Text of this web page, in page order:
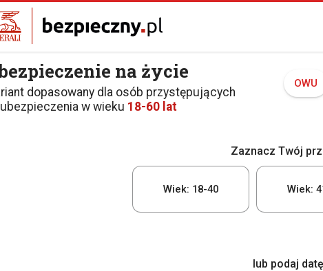
na życie
dopasowany dla osób przystępujących
w wieku 18-60 lat
OWU
Zaznacz Twój
Wiek: 18-40 Wiek:
lub podaj